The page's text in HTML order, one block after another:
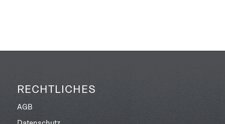
RECHTLICHES
AGB